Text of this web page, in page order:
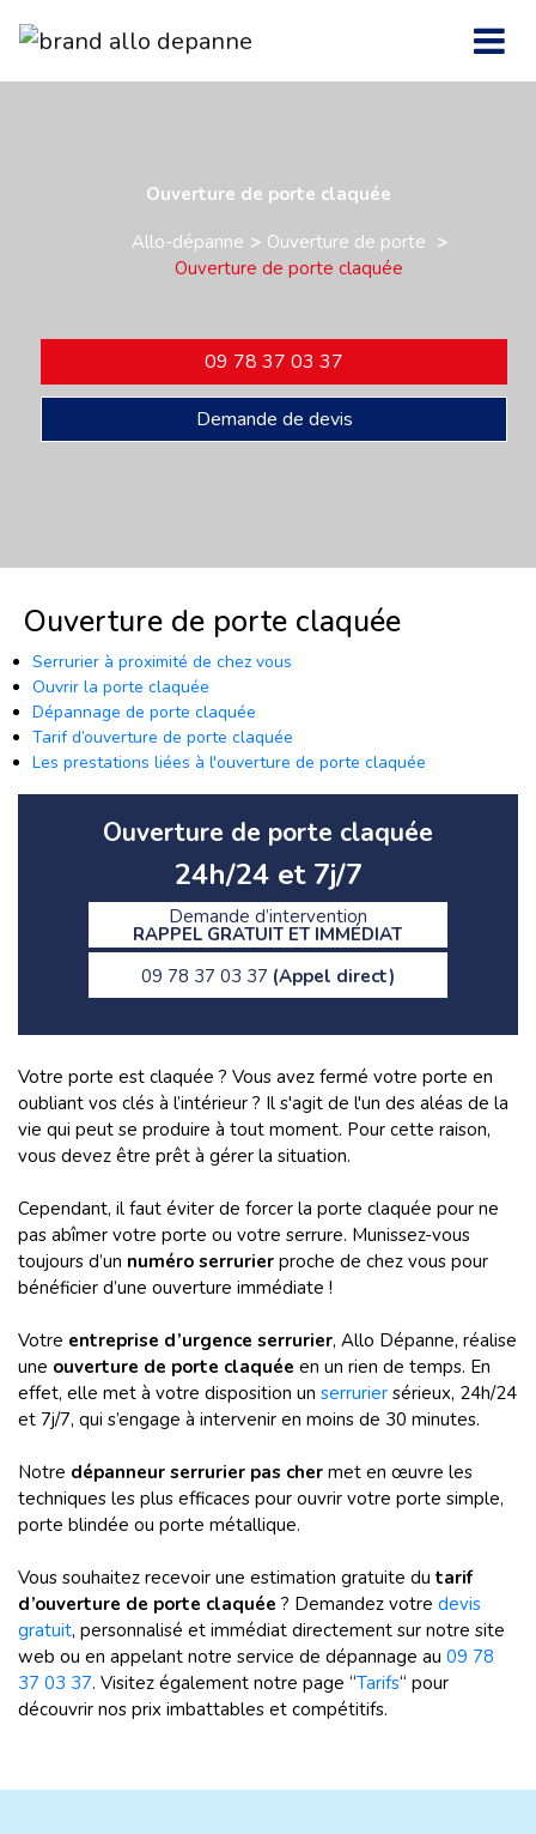
Ouverture de porte claquée
Allo-dépanne
Ouverture de porte
Ouverture de porte claquée
09 78 37 03 37
Demande de devis
Ouverture de porte claquée
Serrurier à proximité de chez vous
Ouvrir la porte claquée
Dépannage de porte claquée
Tarif d’ouverture de porte claquée
Les prestations liées à l'ouverture de porte claquée
Ouverture de porte claquée
24h/24 et 7j/7
Demande d’intervention
RAPPEL GRATUIT ET IMMÉDIAT
09 78 37 03 37 (Appel direct)
Votre porte est claquée ? Vous avez fermé votre porte en
oubliant vos clés à l’intérieur ? Il s'agit de l'un des aléas de la
vie qui peut se produire à tout moment. Pour cette raison,
vous devez être prêt à gérer la situation.
Cependant, il faut éviter de forcer la porte claquée pour ne
pas abîmer votre porte ou votre serrure. Munissez-vous
toujours d’un numéro serrurier proche de chez vous pour
bénéficier d’une ouverture immédiate !
Votre entreprise d’urgence serrurier, Allo Dépanne, réalise
une ouverture de porte claquée en un rien de temps. En
effet, elle met à votre disposition un serrurier sérieux, 24h/24
et 7j/7, qui s’engage à intervenir en moins de 30 minutes.
Notre dépanneur serrurier pas cher met en œuvre les
techniques les plus efficaces pour ouvrir votre porte simple,
porte blindée ou porte métallique.
Vous souhaitez recevoir une estimation gratuite du tarif
d’ouverture de porte claquée ? Demandez votre devis
gratuit, personnalisé et immédiat directement sur notre site
web ou en appelant notre service de dépannage au 09 78
37 03 37. Visitez également notre page “Tarifs“ pour
découvrir nos prix imbattables et compétitifs.